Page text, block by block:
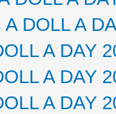
A DOLL A
A DAY
A DAY
A DAY